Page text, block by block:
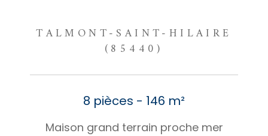
TALMONT-SAINT-HILAIRE
(85440)
8 pièces - 146 m²
Maison grand terrain proche mer